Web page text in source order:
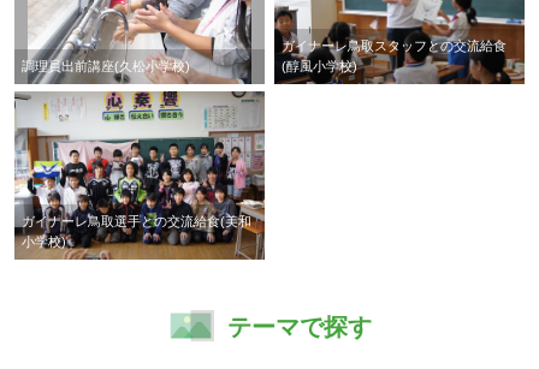
調理員出前講座(久松小学校)
ガイナーレ鳥取スタッフとの交流給食
(醇風小学校)
ガイナーレ鳥取選手との交流給食(美和
小学校)
テーマで探す